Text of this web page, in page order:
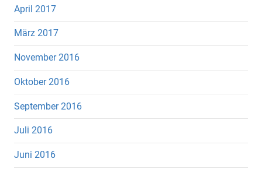
April 2017
März 2017
November 2016
Oktober 2016
September 2016
Juli 2016
Juni 2016